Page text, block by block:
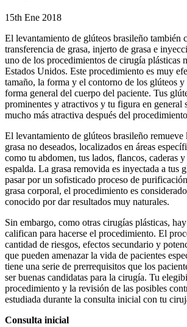
15th Ene 2018
El levantamiento de glúteos brasileño también
transferencia de grasa, injerto de grasa e
uno de los procedimientos de cirugía plásticas
Estados Unidos. Este procedimiento es muy
tamaño, la forma y el contorno de los glúteos y
forma general del cuerpo del paciente. Tus
prominentes y atractivos y tu figura en general
mucho más atractiva después del
El levantamiento de glúteos brasileño remueve
grasa no deseados, localizados en áreas
como tu abdomen, tus lados, flancos, caderas
espalda. La grasa removida es inyectada a tus
pasar por un sofisticado proceso de
grasa corporal, el procedimiento es
conocido por dar resultados muy naturales.
Sin embargo, como otras cirugías plásticas,
califican para hacerse el procedimiento. El
cantidad de riesgos, efectos secundario y
que pueden amenazar la vida de pacientes
tiene una serie de prerrequisitos que los
ser buenas candidatas para la cirugía. Tu
procedimiento y la revisión de las posibles
estudiada durante la consulta inicial con tu
Consulta inicial